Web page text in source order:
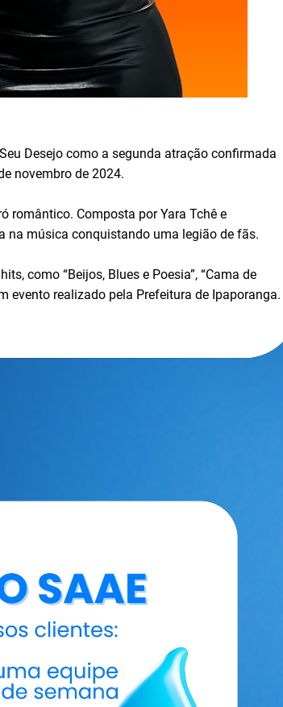
Desejo como a segunda atração confirmada
novembro de 2024.
romântico. Composta por Yara Tchê e
na música conquistando uma legião de fãs.
como “Beijos, Blues e Poesia”, “Cama de
evento realizado pela Prefeitura de Ipaporanga.